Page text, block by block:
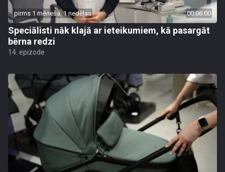
pirms 1 mēneša, 1 nedēļas 00:06:00
Speciālisti nāk klajā ar ieteikumiem, kā pasargāt
bērna redzi
14. epizode